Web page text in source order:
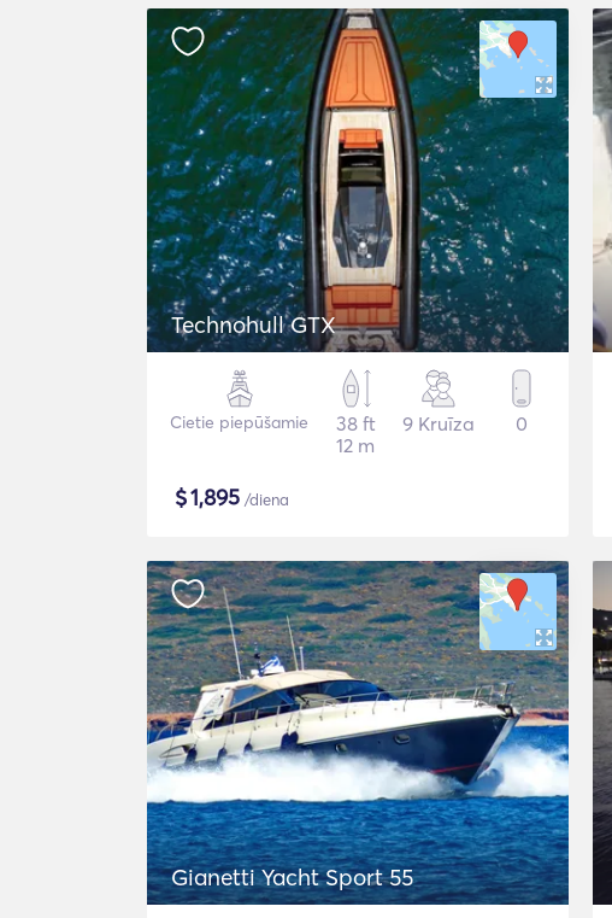
Technohull GTX
Cietie piepūšamie
38 ft
12 m
9 Kruīza 0
$1,895 /diena
Gianetti Yacht Sport 55